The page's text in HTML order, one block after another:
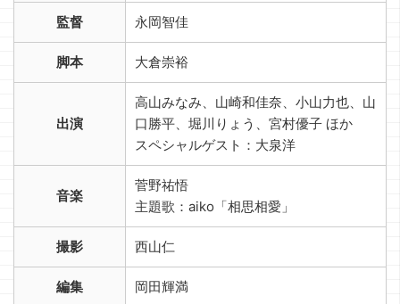
監督 永岡智佳
脚本 大倉崇裕
出演
高山みなみ、山崎和佳奈、小山力也、山
口勝平、堀川りょう、宮村優子 ほか
スペシャルゲスト：大泉洋
音楽
菅野祐悟
主題歌：aiko「相思相愛」
撮影 西山仁
編集 岡田輝満